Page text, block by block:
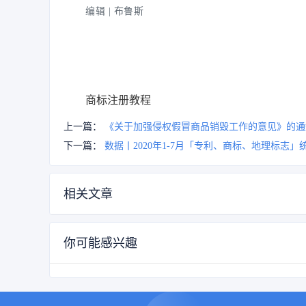
编辑 | 布鲁斯
商标注册教程
上一篇：
《关于加强侵权假冒商品销毁工作的意见》的
下一篇：
数据丨2020年1-7月「专利、商标、地理标志」
相关文章
你可能感兴趣